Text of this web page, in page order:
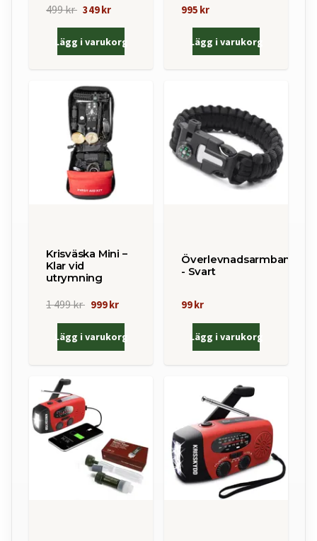
499 kr 349 kr
Lägg i varukorg
995 kr
Lägg i varukorg
Krisväska Mini –
Klar vid
utrymning
1 499 kr 999 kr
Lägg i varukorg
Överlevnadsarmband
- Svart
99 kr
Lägg i varukorg